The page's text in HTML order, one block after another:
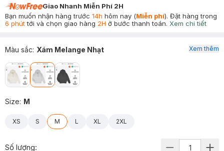
Giao Nhanh Miễn Phí 2H
Bạn muốn nhận hàng trước 14h hôm nay (Miễn phí). Đặt hàng trong
6 phúttới và chọn giao hàng 2H ở bước thanh toán. Xem chi tiết
Màu sắc: Xám Melange Nhạt
Size: M
XS S M L XL 2XL
Xem thêm
Số lượng: